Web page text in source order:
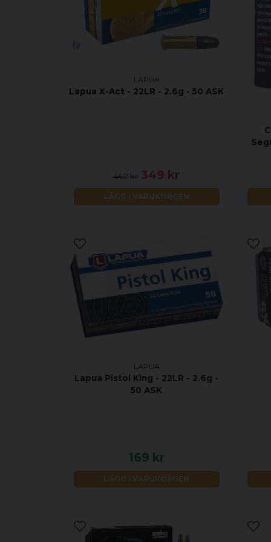
LAPUA
Lapua X-Act - 22LR - 2.6g - 50 ASK
440 kr 349 kr
LÄGG I VARUKORGEN
LAPUA
Lapua Pistol King - 22LR - 2.6g -
50 ASK
169 kr
LÄGG I VARUKORGEN